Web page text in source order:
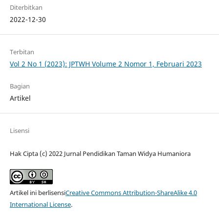
Diterbitkan
2022-12-30
Terbitan
Vol 2 No 1 (2023): JPTWH Volume 2 Nomor 1, Februari 2023
Bagian
Artikel
Lisensi
Hak Cipta (c) 2022 Jurnal Pendidikan Taman Widya Humaniora
Artikel ini berlisensiCreative Commons Attribution-ShareAlike 4.0
International License.